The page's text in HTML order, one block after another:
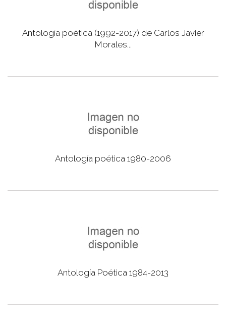
Antología poética (1992-2017) de Carlos Javier
Morales...
Antología poética 1980-2006
Antología Poética 1984-2013